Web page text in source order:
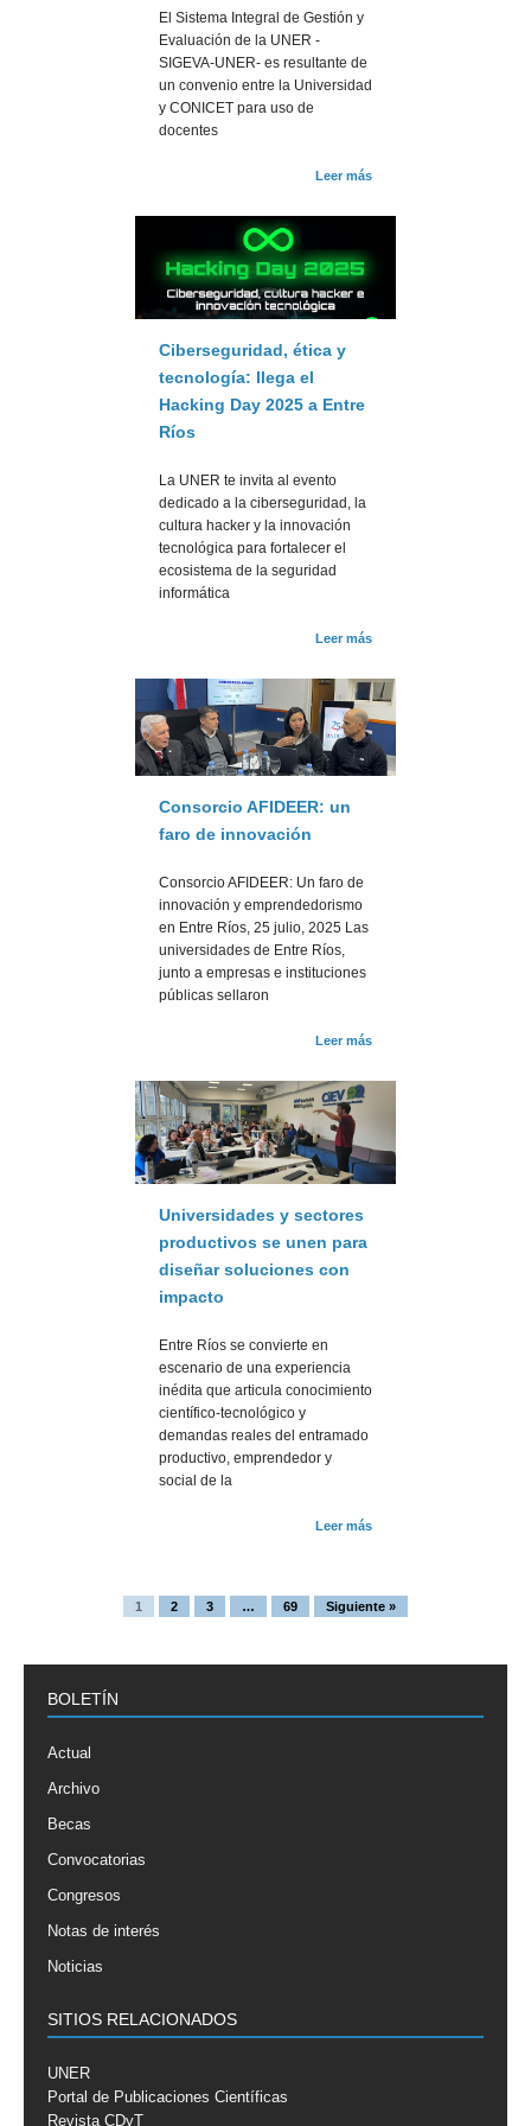
El Sistema Integral de Gestión y
Evaluación de la UNER -
SIGEVA-UNER- es resultante de
un convenio entre la Universidad
y CONICET para uso de
docentes
Leer más
Ciberseguridad, ética y
tecnología: llega el
Hacking Day 2025 a Entre
Ríos
La UNER te invita al evento
dedicado a la ciberseguridad, la
cultura hacker y la innovación
tecnológica para fortalecer el
ecosistema de la seguridad
informática
Leer más
Consorcio AFIDEER: un
faro de innovación
Consorcio AFIDEER: Un faro de
innovación y emprendedorismo
en Entre Ríos, 25 julio, 2025 Las
universidades de Entre Ríos,
junto a empresas e instituciones
públicas sellaron
Leer más
Universidades y sectores
productivos se unen para
diseñar soluciones con
impacto
Entre Ríos se convierte en
escenario de una experiencia
inédita que articula conocimiento
científico-tecnológico y
demandas reales del entramado
productivo, emprendedor y
social de la
Leer más
1 2 3 … 69 Siguiente »
BOLETÍN
Actual
Archivo
Becas
Convocatorias
Congresos
Notas de interés
Noticias
SITIOS RELACIONADOS
UNER
Portal de Publicaciones Científicas
Revista CDyT